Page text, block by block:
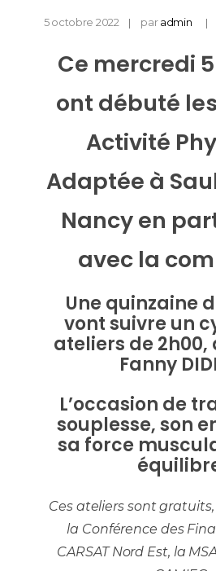
5 octobre 2022 par admin
Ce mercredi
ont débuté
Activité
Adaptée à
Nancy en
avec la
Une quinzaine
vont suivre un
ateliers de
Fanny
L’occasion de
souplesse, son
sa force
Ces ateliers sont
la Conférence des
CARSAT Nord Est, la